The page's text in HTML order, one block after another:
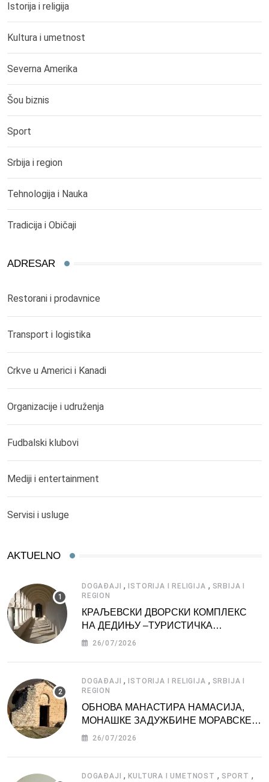
Istorija i religija
Kultura i umetnost
Severna Amerika
Šou biznis
Sport
Srbija i region
Tehnologija i Nauka
Tradicija i Običaji
ADRESAR
Restorani i prodavnice
Transport i logistika
Crkve u Americi i Kanadi
Organizacije i udruženja
Fudbalski klubovi
Mediji i entertainment
Servisi i usluge
AKTUELNO
DOGAĐAJI , ISTORIJA I RELIGIJA , SRBIJA I
REGION
КРАЉЕВСКИ ДВОРСКИ КОМПЛЕКС
НА ДЕДИЊУ –ТУРИСТИЧКА
АТРАКЦИЈА
26/07/2026
DOGAĐAJI , ISTORIJA I RELIGIJA , SRBIJA I
REGION
ОБНОВА МАНАСТИРА НАМАСИЈА,
МОНАШКЕ ЗАДУЖБИНЕ МОРАВСКЕ
СРБИЈЕ
26/07/2026
DOGAĐAJI ,KULTURA I UMETNOST , SPORT ,